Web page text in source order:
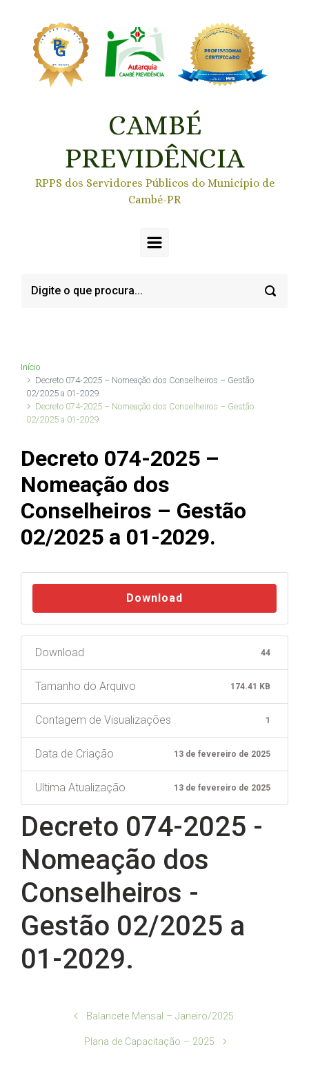
CAMBÉ
PREVIDÊNCIA
RPPS dos Servidores Públicos do Município de
Cambé-PR
Início
Decreto 074-2025 – Nomeação dos Conselheiros – Gestão
02/2025 a 01-2029.
Decreto 074-2025 – Nomeação dos Conselheiros – Gestão
02/2025 a 01-2029.
Decreto 074-2025 –
Nomeação dos
Conselheiros – Gestão
02/2025 a 01-2029.
Download
Download 44
Tamanho do Arquivo 174.41 KB
Contagem de Visualizações 1
Data de Criação 13 de fevereiro de 2025
Ultima Atualização 13 de fevereiro de 2025
Decreto 074-2025 -
Nomeação dos
Conselheiros -
Gestão 02/2025 a
01-2029.
Balancete Mensal – Janeiro/2025
Plana de Capacitação – 2025